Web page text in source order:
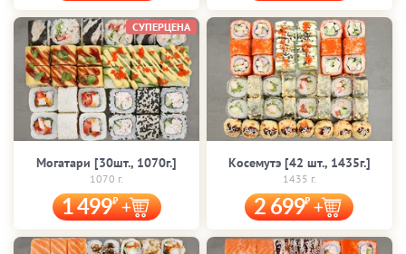
Могатари [30шт., 1070г.]
1070 г.
1 499
СУПЕРЦЕНА
Косемутэ [42 шт., 1435г.]
1435 г.
2 699